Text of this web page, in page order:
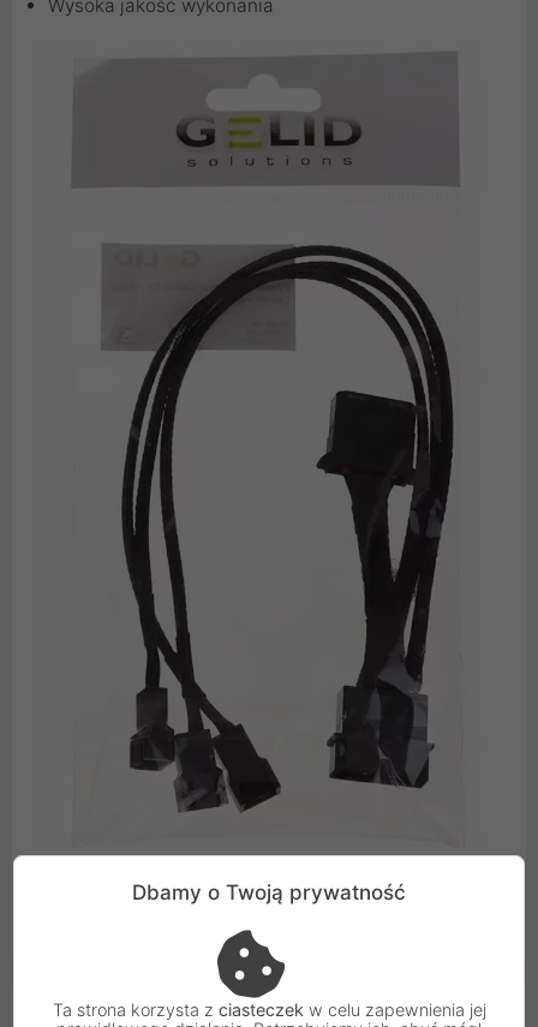
Wysoka jakość wykonania
Wszystkie przewody znajdują się w estetycznym
Cechy produktu
Dbamy o Twoją prywatność
Ta strona korzysta z ciasteczek w celu zapewnienia jej